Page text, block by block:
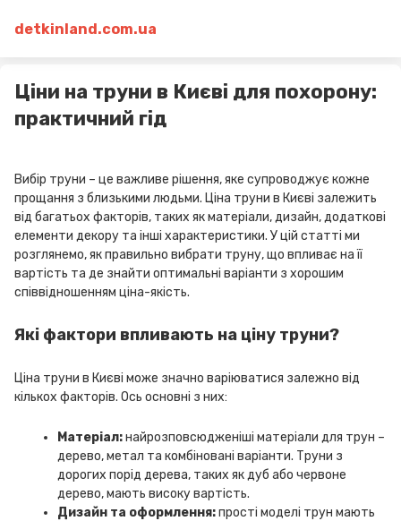
detkinland.com.ua
Ціни на труни в Києві для похорону:
практичний гід
Вибір труни – це важливе рішення, яке супроводжує кожне
прощання з близькими людьми. Ціна труни в Києві залежить
від багатьох факторів, таких як матеріали, дизайн, додаткові
елементи декору та інші характеристики. У цій статті ми
розглянемо, як правильно вибрати труну, що впливає на її
вартість та де знайти оптимальні варіанти з хорошим
співвідношенням ціна-якість.
Які фактори впливають на ціну труни?
Ціна труни в Києві може значно варіюватися залежно від
кількох факторів. Ось основні з них:
Матеріал:найрозповсюдженіші матеріали для трун –
дерево, метал та комбіновані варіанти. Труни з
дорогих порід дерева, таких як дуб або червоне
дерево, мають високу вартість.
Дизайн та оформлення:прості моделі трун мають